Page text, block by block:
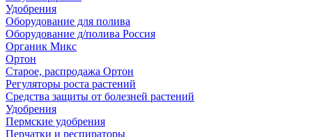
Удобрения
Оборудование для полива
Оборудование д/полива Россия
Органик Микс
Ортон
Старое, распродажа Ортон
Регуляторы роста растений
Средства защиты от болезней растений
Удобрения
Пермские удобрения
Перчатки и респираторы